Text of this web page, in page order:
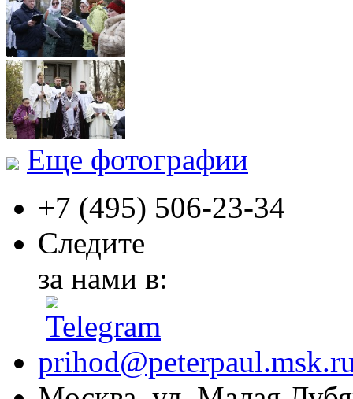
Еще фотографии
+7 (495) 506-23-34
Следите
за нами в: